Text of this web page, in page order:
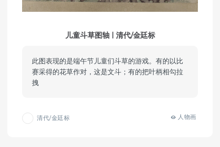
儿童斗草图轴 | 清代/金廷标
此图表现的是端午节儿童们斗草的游戏。有的以比
赛采得的花草作对，这是文斗；有的把叶柄相勾拉
拽
清代/金廷标 人物画